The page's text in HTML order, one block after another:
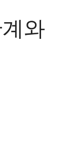
와